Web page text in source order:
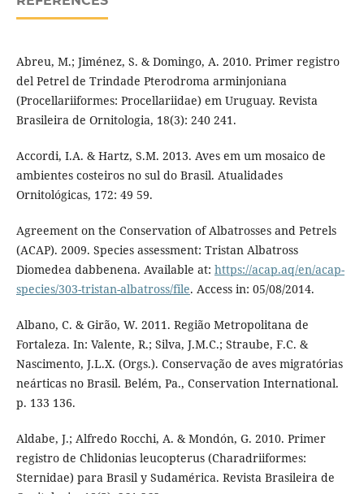
Abreu, M.; Jiménez, S. & Domingo, A. 2010. Primer registro
del Petrel de Trindade Pterodroma arminjoniana
(Procellariiformes: Procellariidae) em Uruguay. Revista
Brasileira de Ornitologia, 18(3): 240 241.
Accordi, I.A. & Hartz, S.M. 2013. Aves em um mosaico de
ambientes costeiros no sul do Brasil. Atualidades
Ornitológicas, 172: 49 59.
Agreement on the Conservation of Albatrosses and Petrels
(ACAP). 2009. Species assessment: Tristan Albatross
Diomedea dabbenena. Available at: https://acap.aq/en/acap-
species/303-tristan-albatross/file. Access in: 05/08/2014.
Albano, C. & Girão, W. 2011. Região Metropolitana de
Fortaleza. In: Valente, R.; Silva, J.M.C.; Straube, F.C. &
Nascimento, J.L.X. (Orgs.). Conservação de aves migratórias
neárticas no Brasil. Belém, Pa., Conservation International.
p. 133 136.
Aldabe, J.; Alfredo Rocchi, A. & Mondón, G. 2010. Primer
registro de Chlidonias leucopterus (Charadriiformes:
Sternidae) para Brasil y Sudamérica. Revista Brasileira de